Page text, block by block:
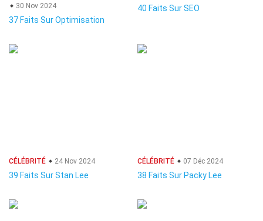
30 Nov 2024
37 Faits Sur Optimisation
40 Faits Sur SEO
CÉLÉBRITÉ 24 Nov 2024
39 Faits Sur Stan Lee
CÉLÉBRITÉ 07 Déc 2024
38 Faits Sur Packy Lee